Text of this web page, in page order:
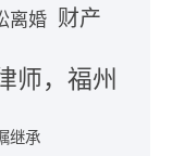
离婚 财产
师，福州
继承